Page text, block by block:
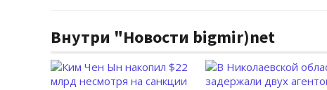
Внутри "Новости bigmir)net